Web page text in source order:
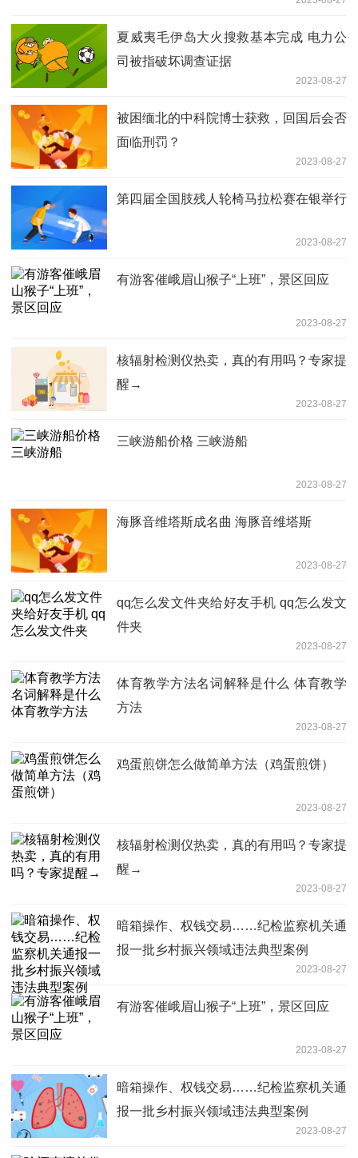
夏威夷毛伊岛大火搜救基本完成 电力公
司被指破坏调查证据
2023-08-27
被困缅北的中科院博士获救，回国后会否
面临刑罚？
2023-08-27
第四届全国肢残人轮椅马拉松赛在银举行
2023-08-27
有游客催峨眉山猴子“上班”，景区回应
2023-08-27
核辐射检测仪热卖，真的有用吗？专家提
醒→
2023-08-27
三峡游船价格 三峡游船
2023-08-27
海豚音维塔斯成名曲 海豚音维塔斯
2023-08-27
qq怎么发文件夹给好友手机 qq怎么发文
件夹
2023-08-27
体育教学方法名词解释是什么 体育教学
方法
2023-08-27
鸡蛋煎饼怎么做简单方法（鸡蛋煎饼）
2023-08-27
核辐射检测仪热卖，真的有用吗？专家提
醒→
2023-08-27
暗箱操作、权钱交易……纪检监察机关通
报一批乡村振兴领域违法典型案例
2023-08-27
有游客催峨眉山猴子“上班”，景区回应
2023-08-27
暗箱操作、权钱交易……纪检监察机关通
报一批乡村振兴领域违法典型案例
2023-08-27